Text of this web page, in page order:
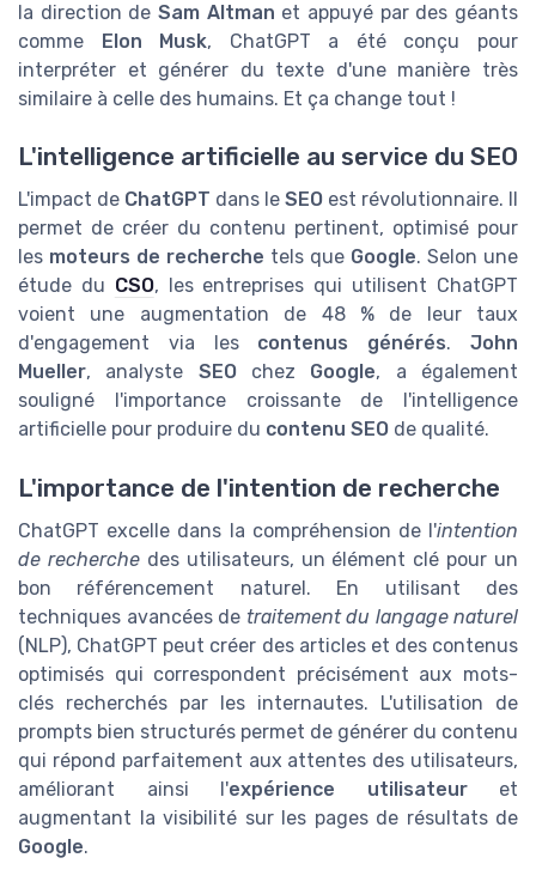
la direction de Sam Altman et appuyé par des géants
comme Elon Musk, ChatGPT a été conçu pour
interpréter et générer du texte d'une manière très
similaire à celle des humains. Et ça change tout !
L'intelligence artificielle au service du SEO
L'impact de ChatGPT dans le SEO est révolutionnaire. Il
permet de créer du contenu pertinent, optimisé pour
les moteurs de recherche tels que Google. Selon une
étude du CSO, les entreprises qui utilisent ChatGPT
voient une augmentation de 48 % de leur taux
d'engagement via les contenus générés.John
Mueller, analyste SEOchez Google, a également
souligné l'importance croissante de l'intelligence
artificielle pour produire du contenu SEO de qualité.
L'importance de l'intention de recherche
ChatGPT excelle dans la compréhension de l'intention
de recherchedes utilisateurs, un élément clé pour un
bon référencement naturel. En utilisant des
techniques avancées de traitement du langage naturel
(NLP), ChatGPT peut créer des articles et des contenus
optimisés qui correspondent précisément aux mots-
clés recherchés par les internautes. L'utilisation de
prompts bien structurés permet de générer du contenu
qui répond parfaitement aux attentes des utilisateurs,
améliorant ainsi l'expérience utilisateuret
augmentant la visibilité sur les pages de résultats de
Google.